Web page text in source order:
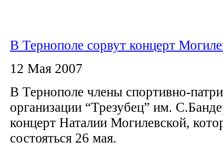
В Тернополе сорвут концерт
12 Мая 2007
В Тернополе члены спортивно-
организации “Трезубец” им.
концерт Наталии Могилевской,
состояться 26 мая.